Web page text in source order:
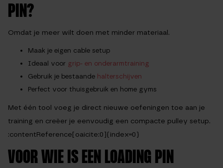
PIN?
Omdat je meer wilt doen met minder materiaal.
Maak je eigen cable setup
Ideaal voor grip- en onderarmtraining
Gebruik je bestaande halterschijven
Perfect voor thuisgebruik en home gyms
Met één tool voeg je direct nieuwe oefeningen toe aan je
training en creëer je eenvoudig een compacte pulley setup.
:contentReference[oaicite:0]{index=0}
VOOR WIE IS EEN LOADING PIN